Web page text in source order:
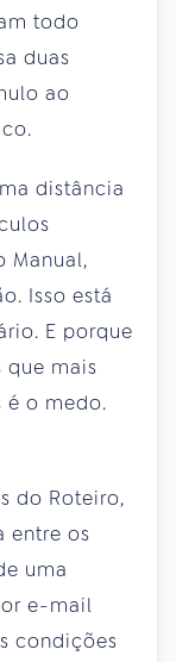
todo
duas
ao
distância
Manual,
Isso está
E porque
que mais
é o medo.
do Roteiro,
entre os
uma
e-mail
condições